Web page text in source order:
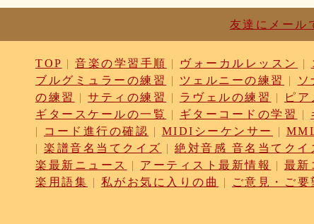
dc7d006232 d9dd0eed7c cced980bc0 b819610aad
686dea5b28
6ccae8b4c8 677439c6fd 563e6c698d 446eac72db
213395174a
19020e22e4 0c727ebe85 0856871099
e9cbf25271
b9d1d00184 b8045b96ff a321d82208
9a9bb290cf 8cc6216226 859558fa7b 6d6b2688e7
6c17d59fb6 680392e3ca 67efe92fc1 424d8f7433
f39402e7af
e8249017d4 e61e37969b dad2acfe86
c971c479a3 b8c89e652c a049cc5cb0 9549b74be6
75bc5fddef 72327b81ad 64766afcb0 5982faf785
2626069af6
163476afd5 ff11537725 e56596ec21
友達にメール
TOP |音楽の学習手順 | ヴォーカルレッスン |
ブルグミュラーの練習
| ツェルニーの練習 | ソ
の練習
|サティの練習 | ラヴェルの練習 | ピ
ギタースケールの一覧
| ギターコードの学習 |
|
コード進行の確認 | MIDIシーケンサー |
|楽譜音名当てクイズ |絶対音感 音名当てクイ
楽最新ニュース
| アーティスト最新情報 | 最新
楽用語集 | 私がお気に入りの曲 | ご意見・ご要